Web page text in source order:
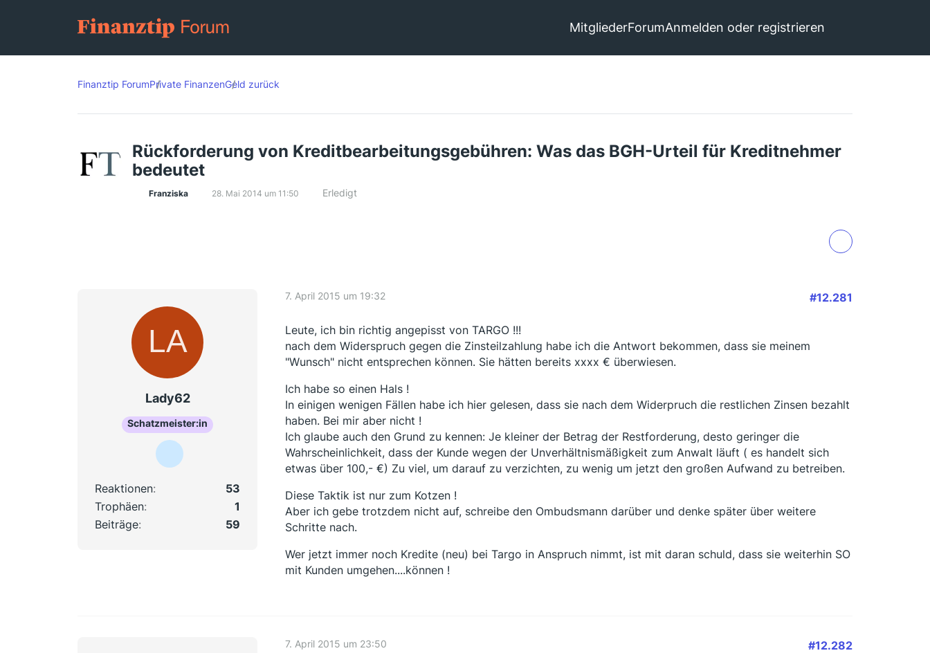
MitgliederForumAnmelden oder registrieren
Finanztip ForumPrivate FinanzenGeld zurück
Rückforderung von Kreditbearbeitungsgebühren: Was das BGH-Urteil für Kreditnehmer
bedeutet
Franziska 28. Mai 2014 um 11:50 Erledigt
Lady62
Schatzmeister:in
Reaktionen
53
Trophäen
1
Beiträge
59
7. April 2015 um 19:32 #12.281
Leute, ich bin richtig angepisst von TARGO !!!
nach dem Widerspruch gegen die Zinsteilzahlung habe ich die Antwort bekommen, dass sie meinem
"Wunsch" nicht entsprechen können. Sie hätten bereits xxxx € überwiesen.
Ich habe so einen Hals !
In einigen wenigen Fällen habe ich hier gelesen, dass sie nach dem Widerpruch die restlichen Zinsen bezahlt
haben. Bei mir aber nicht !
Ich glaube auch den Grund zu kennen: Je kleiner der Betrag der Restforderung, desto geringer die
Wahrscheinlichkeit, dass der Kunde wegen der Unverhältnismäßigkeit zum Anwalt läuft ( es handelt sich
etwas über 100,- €) Zu viel, um darauf zu verzichten, zu wenig um jetzt den großen Aufwand zu betreiben.
Diese Taktik ist nur zum Kotzen !
Aber ich gebe trotzdem nicht auf, schreibe den Ombudsmann darüber und denke später über weitere
Schritte nach.
Wer jetzt immer noch Kredite (neu) bei Targo in Anspruch nimmt, ist mit daran schuld, dass sie weiterhin SO
mit Kunden umgehen....können !
7. April 2015 um 23:50 #12.282